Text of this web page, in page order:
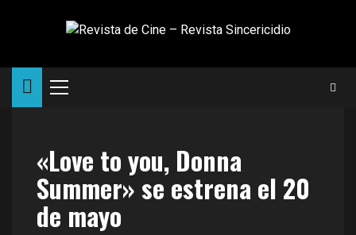
Menú
«Love to you, Donna
Summer» se estrena el 20
de mayo